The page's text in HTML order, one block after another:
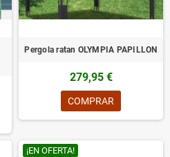
Pergola ratan OLYMPIA PAPILLON
279,95 €
COMPRAR
¡EN OFERTA!